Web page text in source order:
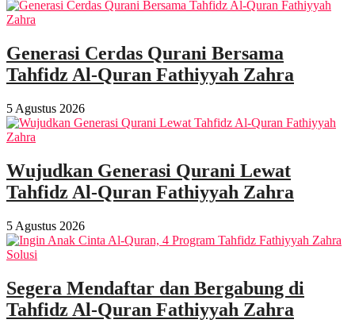
Generasi Cerdas Qurani Bersama
Tahfidz Al-Quran Fathiyyah Zahra
5 Agustus 2026
Wujudkan Generasi Qurani Lewat
Tahfidz Al-Quran Fathiyyah Zahra
5 Agustus 2026
Segera Mendaftar dan Bergabung di
Tahfidz Al-Quran Fathiyyah Zahra